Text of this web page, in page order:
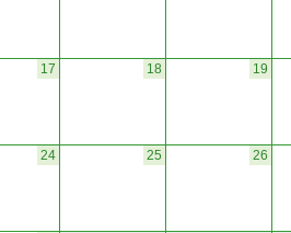
17 18 19
24 25 26